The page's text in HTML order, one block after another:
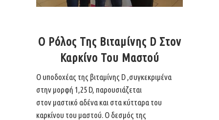
Ο Ρόλος Της Βιταμίνης D Στον
Καρκίνο Του Μαστού
Ο υποδοχέας της βιταμίνης D ,συγκεκριμένα
στην μορφή 1,25 D, παρουσιάζεται
στον μαστικό αδένα και στα κύτταρα του
καρκίνου του μαστού. Ο δεσμός της